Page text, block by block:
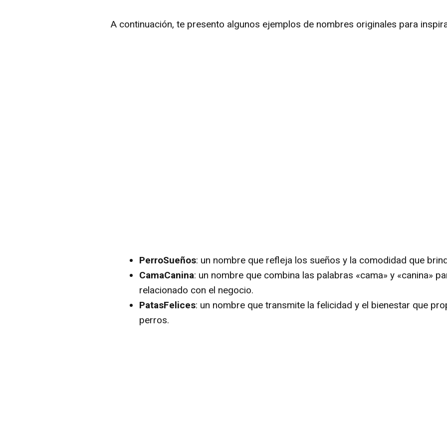
A continuación, te presento algunos ejemplos de nombres originales para
PerroSueños: un nombre que refleja los sueños y la comodidad que
CamaCanina: un nombre que combina las palabras «cama» y «canina»
relacionado con el negocio.
PatasFelices: un nombre que transmite la felicidad y el bienestar que
perros.